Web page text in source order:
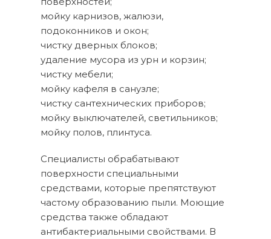
мойку карнизов, жалюзи,
подоконников и окон;
чистку дверных блоков;
удаление мусора из урн и корзин;
чистку мебели;
мойку кафеля в санузле;
чистку сантехнических приборов;
мойку выключателей, светильников;
мойку полов, плинтуса.
Специалисты обрабатывают
поверхности специальными
средствами, которые препятствуют
частому образованию пыли. Моющие
средства также обладают
антибактериальными свойствами. В